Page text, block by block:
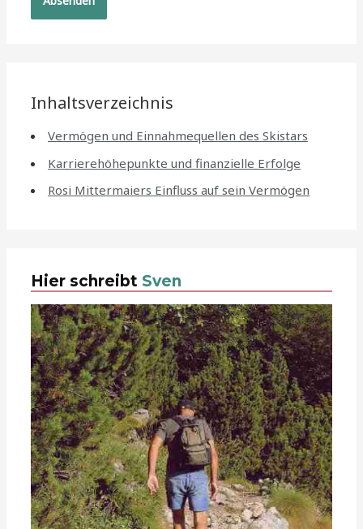
Inhaltsverzeichnis
Vermögen und Einnahmequellen des Skistars
Karrierehöhepunkte und finanzielle Erfolge
Rosi Mittermaiers Einfluss auf sein Vermögen
Hier schreibt Sven